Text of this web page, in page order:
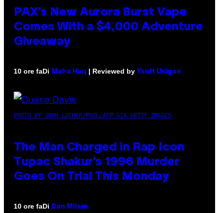
PAX’s New Aurora Burst Vape
Comes With a $4,000 Adventure
Giveaway
10 ore faDi Maha Haq | Reviewed by Ysolt Usigan
PHOTO BY JOHN LOCHER/POOL/AFP VIA GETTY IMAGES
The Man Charged in Rap Icon
Tupac Shakur’s 1996 Murder
Goes On Trial This Monday
10 ore faDi Dan Milam